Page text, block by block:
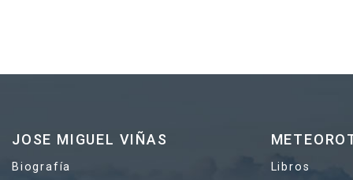
JOSE MIGUEL VIÑAS
Biografía
Libros